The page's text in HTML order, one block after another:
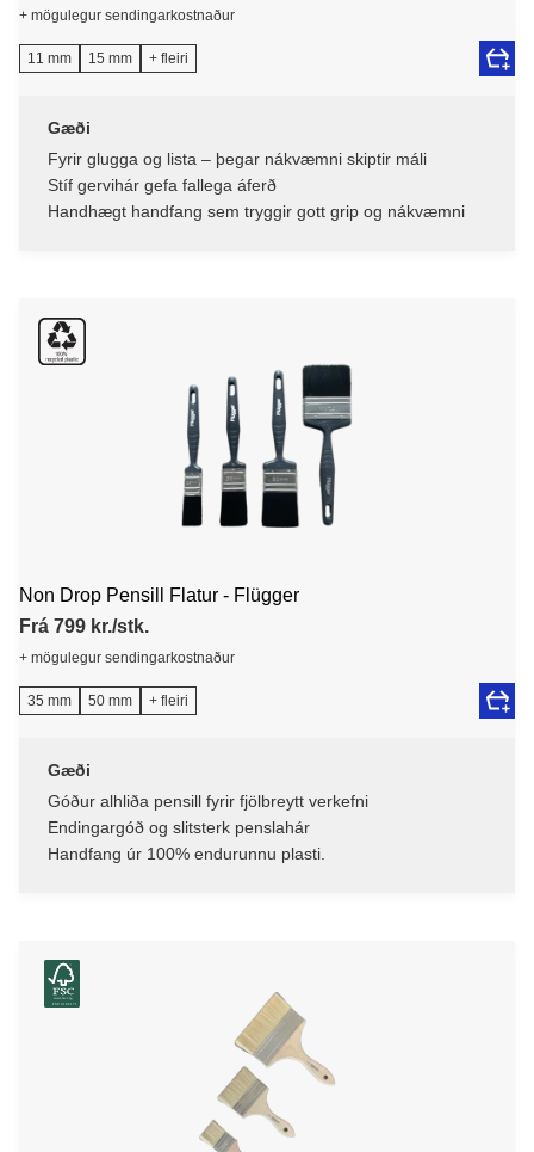
+ mögulegur sendingarkostnaður
11 mm 15 mm + fleiri
Gæði
Fyrir glugga og lista – þegar nákvæmni skiptir máli
Stíf gervihár gefa fallega áferð
Handhægt handfang sem tryggir gott grip og nákvæmni
Non Drop Pensill Flatur - Flügger
Frá 799 kr./stk.
+ mögulegur sendingarkostnaður
35 mm 50 mm + fleiri
Gæði
Góður alhliða pensill fyrir fjölbreytt verkefni
Endingargóð og slitsterk penslahár
Handfang úr 100% endurunnu plasti.